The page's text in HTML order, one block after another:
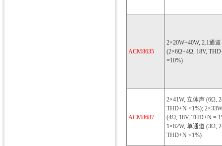
ACM8635
2×20W+40W, 2.1通道
(2×6Ω+4Ω, 18V,
=10%)
ACM8687
2×41W, 立体声 (6Ω,
THD+N <1%);
(4Ω, 18V, THD+N =
1×82W, 单通道 (3Ω,
THD+N <1%)